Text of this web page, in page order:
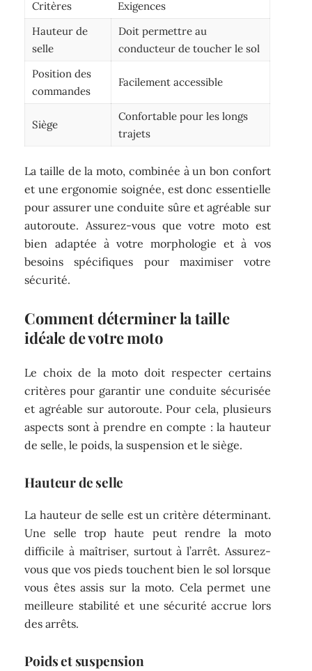
Critères
Exigences
Hauteur de
selle
Doit permettre au
conducteur de toucher le sol
Position des
commandes
Facilement accessible
Siège
Confortable pour les longs
trajets
La taille de la moto, combinée à un bon confort
et une ergonomie soignée, est donc essentielle
pour assurer une conduite sûre et agréable sur
autoroute. Assurez-vous que votre moto est
bien adaptée à votre morphologie et à vos
besoins spécifiques pour maximiser votre
sécurité.
Comment déterminer la taille
idéale de votre moto
Le choix de la moto doit respecter certains
critères pour garantir une conduite sécurisée
et agréable sur autoroute. Pour cela, plusieurs
aspects sont à prendre en compte : la hauteur
de selle, le poids, la suspension et le siège.
Hauteur de selle
La hauteur de selle est un critère déterminant.
Une selle trop haute peut rendre la moto
difficile à maîtriser, surtout à l’arrêt. Assurez-
vous que vos pieds touchent bien le sol lorsque
vous êtes assis sur la moto. Cela permet une
meilleure stabilité et une sécurité accrue lors
des arrêts.
Poids et suspension